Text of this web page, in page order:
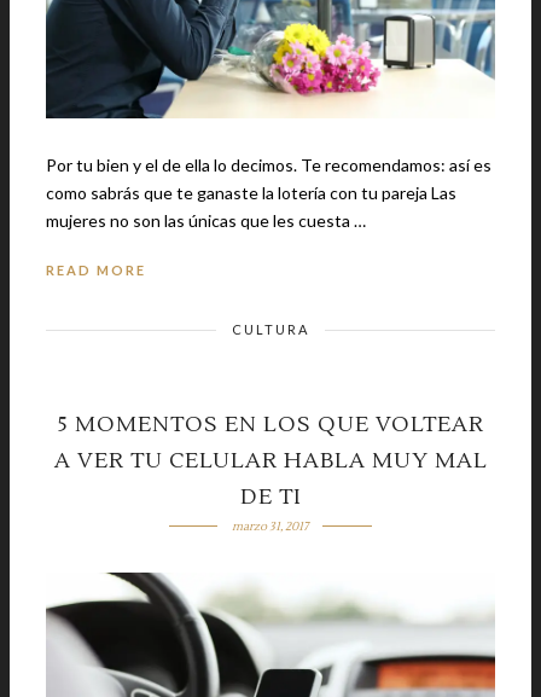
Por tu bien y el de ella lo decimos. Te recomendamos: así es
como sabrás que te ganaste la lotería con tu pareja Las
mujeres no son las únicas que les cuesta …
READ MORE
CULTURA
5 MOMENTOS EN LOS QUE VOLTEAR
A VER TU CELULAR HABLA MUY MAL
DE TI
marzo 31, 2017